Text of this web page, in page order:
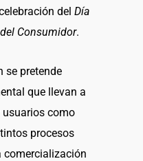
del Día
Consumidor.
se pretende
que llevan a
como
procesos
comercialización